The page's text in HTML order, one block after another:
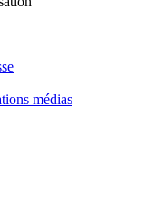
médias